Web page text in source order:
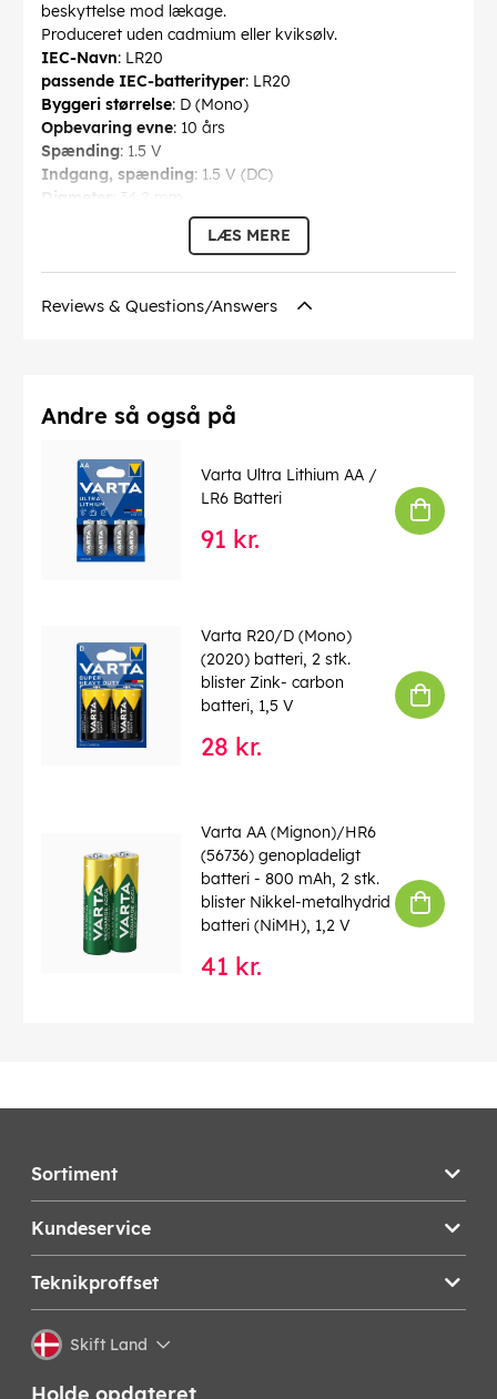
beskyttelse mod lækage.
Produceret uden cadmium eller kviksølv.
IEC-Navn: LR20
passende IEC-batterityper: LR20
Byggeri størrelse: D (Mono)
Opbevaring evne: 10 års
Spænding: 1.5 V
Indgang, spænding: 1.5 V (DC)
Diameter
: 34.2 mm
genopladelige: nej
Teknologi: alkaline mangan batteri
LÆS MERE
Reviews & Questions/Answers
Andre så også på
Varta Ultra Lithium AA /
LR6 Batteri
91 kr.
Varta R20/D (Mono)
(2020) batteri, 2 stk.
blister Zink- carbon
batteri, 1,5 V
28 kr.
Varta AA (Mignon)/HR6
(56736) genopladeligt
batteri - 800 mAh, 2 stk.
blister Nikkel-metalhydrid
batteri (NiMH), 1,2 V
41 kr.
Sortiment
Kundeservice
Teknikproffset
Skift Land